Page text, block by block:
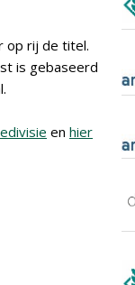
op rij de titel.
is gebaseerd
en hier